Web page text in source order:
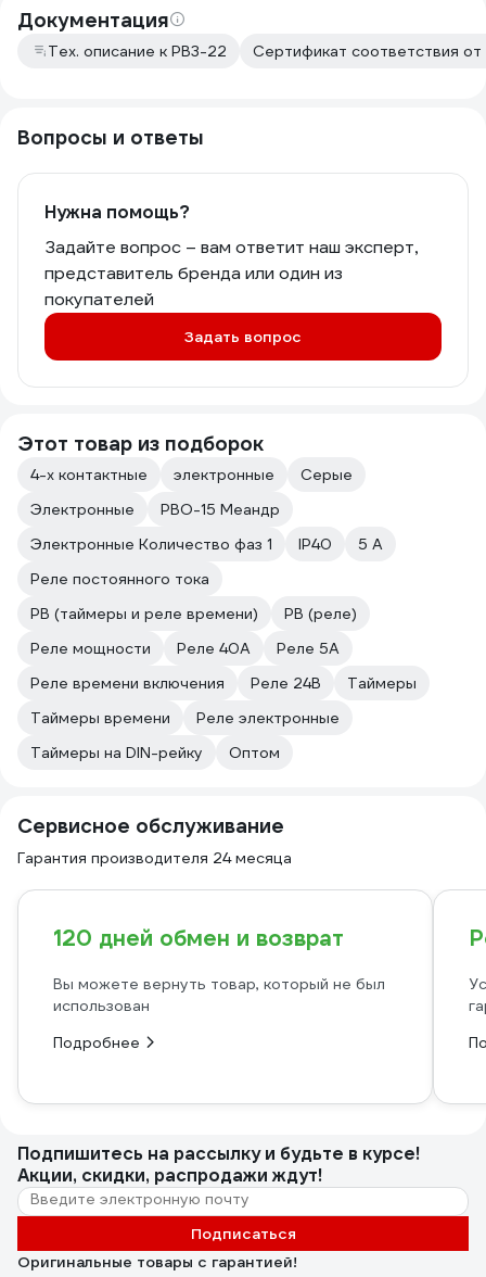
Документация
Тех. описание к РВ3-22 Сертификат соответствия
Вопросы и ответы
Нужна помощь?
Задайте вопрос – вам ответит наш эксперт,
представитель бренда или один из
покупателей
Задать вопрос
Этот товар из подборок
4-х контактные электронные
Серые
Электронные
РВО-15 Меандр
Электронные Количество фаз 1
IP40
5 А
Реле постоянного тока
РВ (таймеры и реле времени)
РВ (реле)
Реле мощности
Реле 40А
Реле 5А
Реле времени включения
Реле 24В
Таймеры
Таймеры времени
Реле электронные
Таймеры на DIN-рейку
Оптом
Сервисное обслуживание
Гарантия производителя 24 месяца
120 дней обмен и возврат
Вы можете вернуть товар, который не был
использован
Подробнее
Подпишитесь на рассылкуи будьте в курсе!
Акции, скидки, распродажи ждут!
Подписаться
Оригинальные товары с гарантией!